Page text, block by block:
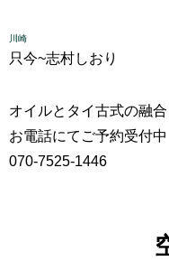
川崎
只今~志村しおり
オイルとタイ古式の融
お電話にてご予約受付中
070-7525-1446